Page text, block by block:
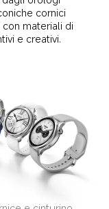
cornici
materiali di
e creativi.